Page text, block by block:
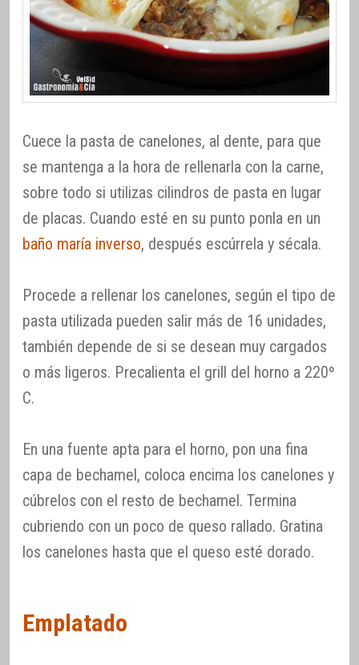
Cuece la pasta de canelones, al dente, para que
se mantenga a la hora de rellenarla con la carne,
sobre todo si utilizas cilindros de pasta en lugar
de placas. Cuando esté en su punto ponla en un
baño maría inverso, después escúrrela y sécala.
Procede a rellenar los canelones, según el tipo de
pasta utilizada pueden salir más de 16 unidades,
también depende de si se desean muy cargados
o más ligeros. Precalienta el grill del horno a 220º
C.
En una fuente apta para el horno, pon una fina
capa de bechamel, coloca encima los canelones y
cúbrelos con el resto de bechamel. Termina
cubriendo con un poco de queso rallado. Gratina
los canelones hasta que el queso esté dorado.
Emplatado